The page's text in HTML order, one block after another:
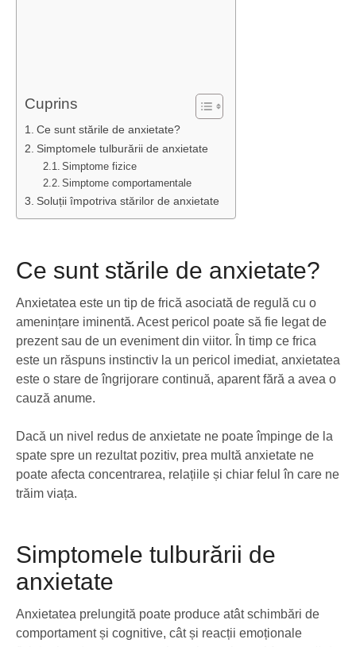
Cuprins
Ce sunt stările de anxietate?
Simptomele tulburării de anxietate
Simptome fizice
Simptome comportamentale
Soluții împotriva stărilor de anxietate
Ce sunt stările de anxietate?
Anxietatea este un tip de frică asociată de regulă cu o
amenințare iminentă. Acest pericol poate să fie legat de
prezent sau de un eveniment din viitor. În timp ce frica
este un răspuns instinctiv la un pericol imediat, anxietatea
este o stare de îngrijorare continuă, aparent fără a avea o
cauză anume.
Dacă un nivel redus de anxietate ne poate împinge de la
spate spre un rezultat pozitiv, prea multă anxietate ne
poate afecta concentrarea, relațiile și chiar felul în care ne
trăim viața.
Simptomele tulburării de
anxietate
Anxietatea prelungită poate produce atât schimbări de
comportament și cognitive, cât și reacții emoționale